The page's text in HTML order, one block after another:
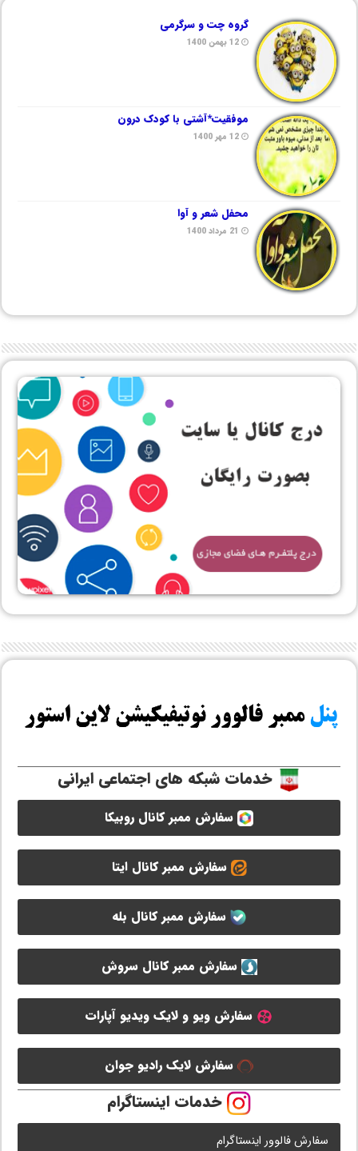
گروه چت و سرگرمی
12 بهمن 1400
موفقیت*آشتی با کودک درون
12 مهر 1400
محفل شعر و آوا
21 مرداد 1400
خدمات شبکه های اجتماعی ایرانی
سفارش ممبر کانال روبیکا
سفارش ممبر کانال ایتا
سفارش ممبر کانال بله
سفارش ممبر کانال سروش
سفارش ویو و لایک ویدیو آپارات
سفارش لایک رادیو جوان
خدمات اینستاگرام
سفارش فالوور اینستاگرام